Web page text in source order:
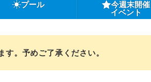
プール 今週末開催
イベント
。予めご了承ください。